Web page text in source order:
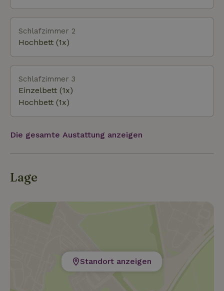
sich ein wunderschöner Sternenhimmel.
Schlafzimmer 2
Hochbett (1x)
Schlafzimmer 3
Einzelbett (1x)
Hochbett (1x)
Die gesamte Austattung anzeigen
Lage
Standort anzeigen